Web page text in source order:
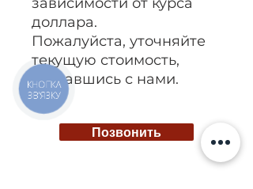
доллара.
Пожалуйста, уточняйте
текущую стоимость,
связавшись с нами.
Позвонить
КНОПКА
ЗВ'ЯЗКУ